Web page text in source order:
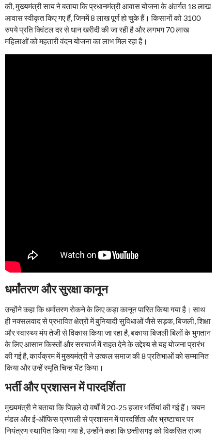
की, मुख्यमंत्री साय ने बताया कि प्रधानमंत्री आवास योजना के अंतर्गत 18 लाख
आवास स्वीकृत किए गए हैं, जिनमें 8 लाख पूर्ण हो चुके हैं। किसानों को 3100
रुपये प्रति क्विंटल दर से धान खरीदी की जा रही है और लगभग 70 लाख
महिलाओं को महतारी वंदन योजना का लाभ मिल रहा है।
धर्मांतरण और सुरक्षा कानून
उन्होंने कहा कि धर्मांतरण रोकने के लिए कड़ा कानून पारित किया गया है। साथ
ही नक्सलवाद से प्रभावित क्षेत्रों में बुनियादी सुविधाओं जैसे सड़क, बिजली, शिक्षा
और स्वास्थ्य मंय तेजी से विकास किया जा रहा है, बकाया बिजली बिलों के भुगतान
के लिए आसान किस्तों और सरचार्ज में राहत देने के उद्देश्य से यह योजना प्रारंभ
की गई है, कार्यक्रम में मुख्यमंत्री ने उत्कल समाज की 8 प्रतिभाओं को सम्मानित
किया और उन्हें स्मृति चिन्ह भेंट किया।
भर्ती और प्रशासन में पारदर्शिता
मुख्यमंत्री ने बताया कि पिछले दो वर्षों में 20-25 हजार भर्तियां की गई हैं। चयन
मंडल और ई-ऑफिस प्रणाली से प्रशासन में पारदर्शिता और भ्रष्टाचार पर
नियंत्रण स्थापित किया गया है, उन्होंने कहा कि छत्तीसगढ़ को विकसित राज्य